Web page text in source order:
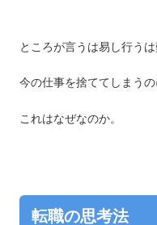
ところが言うは易し行うは
今の仕事を捨ててしまう
これはなぜなのか。
転職の思考法